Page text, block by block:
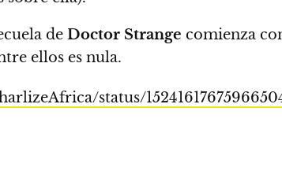
de Doctor Strange comienza
ellos es nula.
status/